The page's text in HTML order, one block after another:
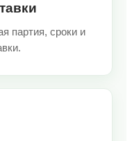
партия, сроки и